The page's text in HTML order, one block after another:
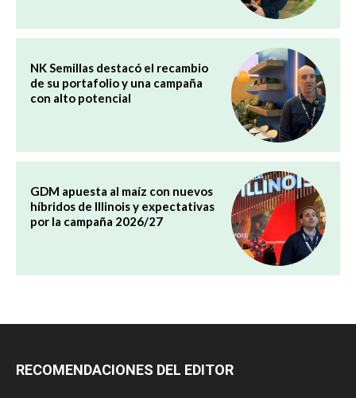
NK Semillas destacó el recambio
de su portafolio y una campaña
con alto potencial
GDM apuesta al maíz con nuevos
híbridos de Illinois y expectativas
por la campaña 2026/27
RECOMENDACIONES DEL EDITOR